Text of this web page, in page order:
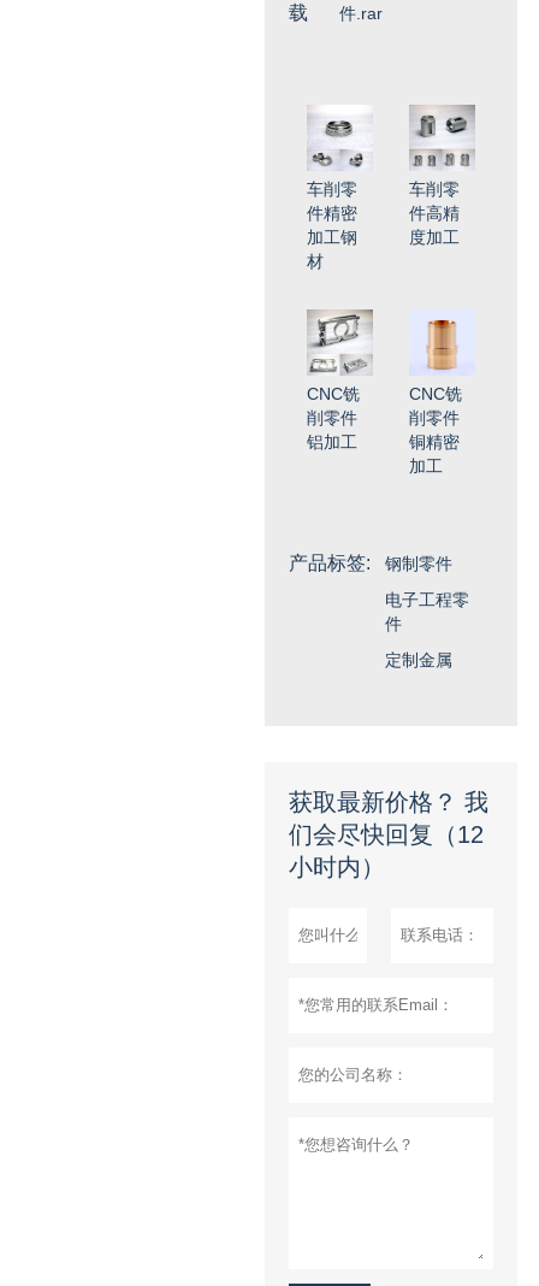
载
件.rar
车削零
件精密
加工钢
材
车削零
件高精
度加工
CNC铣
削零件
铝加工
CNC铣
削零件
铜精密
加工
产品标签:
钢制零件
电子工程零
件
定制金属
获取最新价格？ 我
们会尽快回复（12
小时内）